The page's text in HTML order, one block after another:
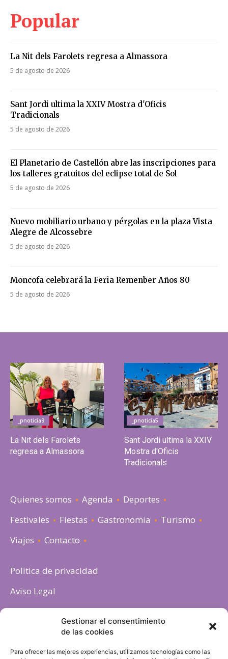
Gestionar el consentimiento
de las cookies
Para ofrecer las mejores experiencias, utilizamos tecnologías como las
Popular
La Nit dels Farolets regresa a Almassora
5 de agosto de 2026
Sant Jordi ultima la XXIV Mostra d'Oficis
Tradicionals
5 de agosto de 2026
El Planetario de Castellón abre las inscripciones para
los talleres gratuitos del eclipse total de Sol
5 de agosto de 2026
Nuevo mobiliario urbano y pérgolas en la plaza Vista
Alegre de Alcossebre
5 de agosto de 2026
Moncofa celebrará la Feria Remenber Años 80
5 de agosto de 2026
_pnoticia9
La Nit dels Farolets
regresa a Almassora
_pnoticia5
Sant Jordi ultima la XXIV
Mostra d'Oficis
Tradicionals
Quienes somos Agenda
Deportes
Festivales
Fiestas Gastronomia
Turismo
Viajes
Contacto
Politica de privacidad
Aviso Legal
Política de cookies